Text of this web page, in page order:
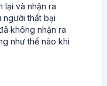
lại và nhận ra
người thất bại
không nhận ra
như thế nào khi